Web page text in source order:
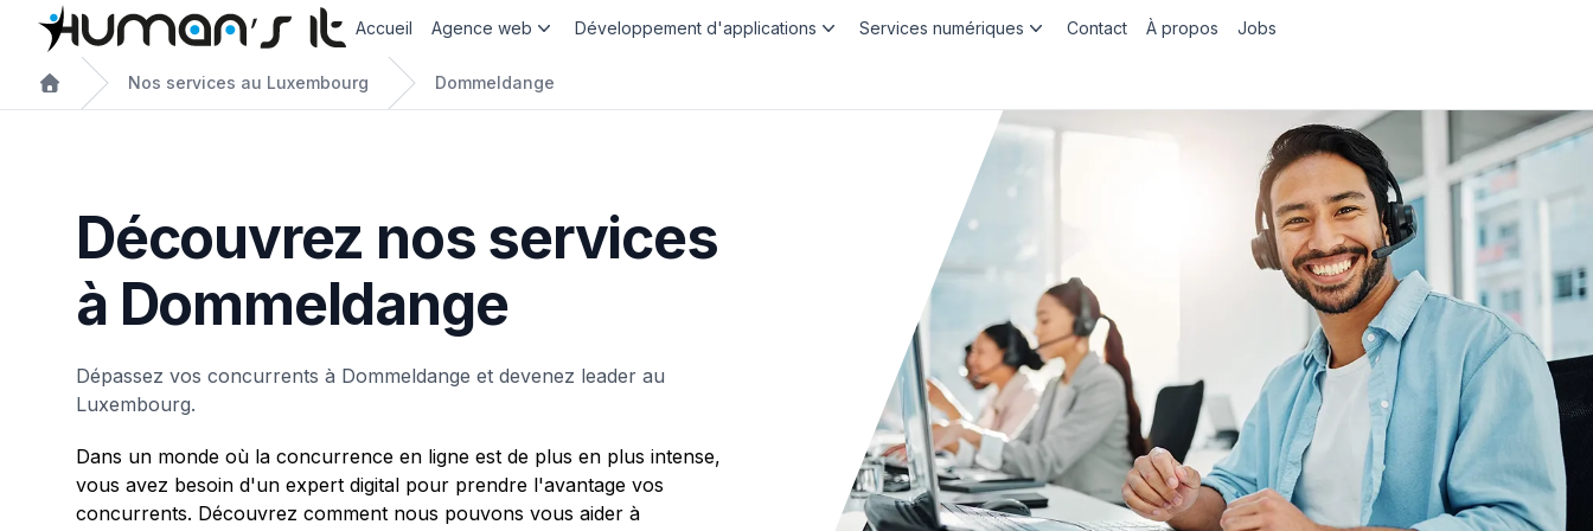
Accueil Agence web Développement d'applications Services numériques Contact À propos Jobs
Nos services au Luxembourg Dommeldange
Découvrez nos services
à Dommeldange
Dépassez vos concurrents à Dommeldange et devenez leader au
Luxembourg.
Dans un monde où la concurrence en ligne est de plus en plus intense,
vous avez besoin d'un expert digital pour prendre l'avantage vos
concurrents. Découvrez comment nous pouvons vous aider à